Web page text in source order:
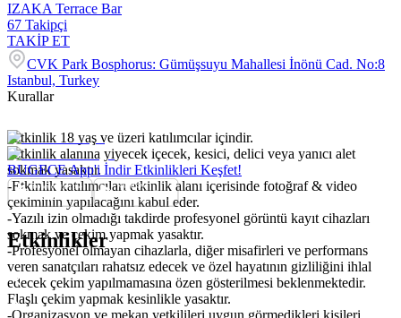
IZAKA Terrace Bar
67 Takipçi
TAKİP ET
CVK Park Bosphorus: Gümüşsuyu Mahallesi İnönü Cad. No:8
Istanbul, Turkey
Kurallar
-Etkinlik 18 yaş ve üzeri katılımcılar içindir.
-Etkinlik alanına yiyecek içecek, kesici, delici veya yanıcı alet
sokmak yasaktır.
-Etkinlik katılımcıları etkinlik alanı içerisinde fotoğraf & video
çekiminin yapılacağını kabul eder.
-Yazılı izin olmadığı takdirde profesyonel görüntü kayıt cihazları
sokmak ve çekim yapmak yasaktır.
-Profesyonel olmayan cihazlarla, diğer misafirleri ve performans
veren sanatçıları rahatsız edecek ve özel hayatının gizliliğini ihlal
edecek çekim yapılmamasına özen gösterilmesi beklenmektedir.
Flaşlı çekim yapmak kesinlikle yasaktır.
-Organizasyon ve mekan yetkilileri uygun görmedikleri kişileri
BUGECE App'i İndir Etkinlikleri Keşfet!
Etkinlikler